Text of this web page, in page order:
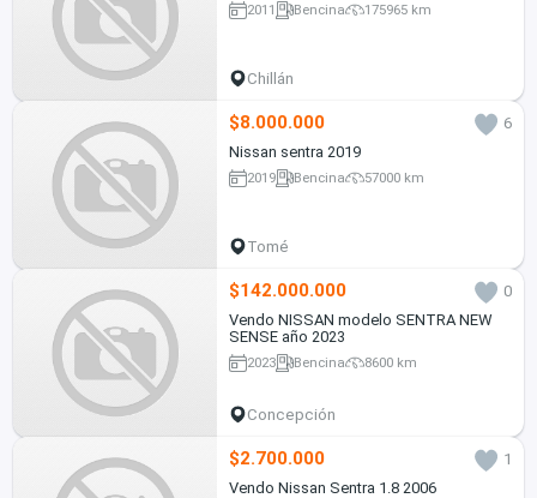
2011 Bencina 175965 km
Chillán
$8.000.000
6
Nissan sentra 2019
2019 Bencina 57000 km
Tomé
$142.000.000
0
Vendo NISSAN modelo SENTRA NEW
SENSE año 2023
2023 Bencina 8600 km
Concepción
$2.700.000
1
Vendo Nissan Sentra 1.8 2006